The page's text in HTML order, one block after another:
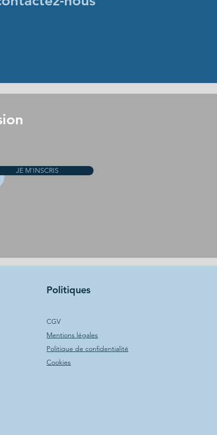
JE M'INSCRIS
Politiques
CGV
Mentions légales
Politique de confidentialité
Cookies